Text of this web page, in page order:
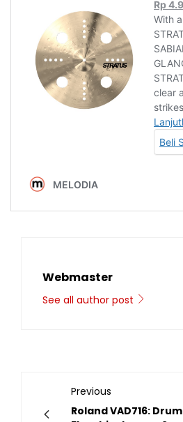
Webmaster
See all author post
Previous
Roland VAD716: